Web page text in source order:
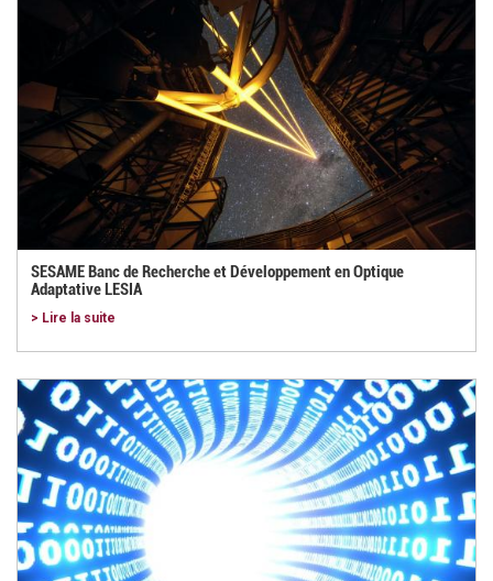
SESAME Banc de Recherche et Développement en Optique
Adaptative LESIA
> Lire la suite